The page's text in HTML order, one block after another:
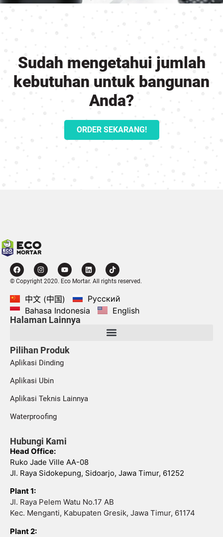
Sudah mengetahui jumlah
kebutuhan untuk bangunan
Anda?
ORDER SEKARANG!
© Copyright 2020. Eco Mortar. All rights reserved.
中文 (中国)
Русский
Bahasa Indonesia
English
Halaman Lainnya
Pilihan Produk
Aplikasi Dinding
Aplikasi Ubin
Aplikasi Teknis Lainnya
Waterproofing
Hubungi Kami
Head Office:
Ruko Jade Ville AA-08
Jl. Raya Sidokepung, Sidoarjo, Jawa Timur, 61252
Plant 1:
Jl. Raya Pelem Watu No.17 AB
Kec. Menganti, Kabupaten Gresik, Jawa Timur, 61174
Plant 2: